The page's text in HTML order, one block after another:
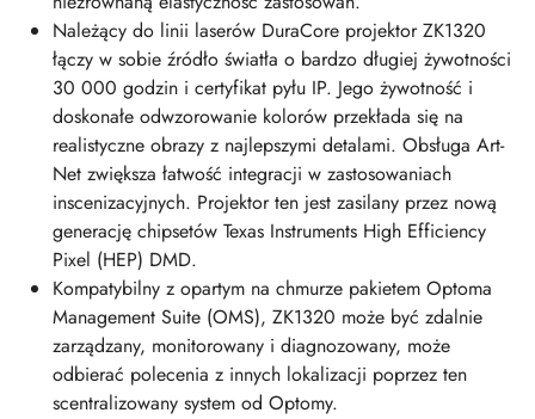
Należący do linii laserów DuraCore projektor ZK1320
łączy w sobie źródło światła o bardzo długiej żywotności
30 000 godzin i certyfikat pyłu IP. Jego żywotność i
doskonałe odwzorowanie kolorów przekłada się na
realistyczne obrazy z najlepszymi detalami. Obsługa Art-
Net zwiększa łatwość integracji w zastosowaniach
inscenizacyjnych. Projektor ten jest zasilany przez nową
generację chipsetów Texas Instruments High Efficiency
Pixel (HEP) DMD.
Kompatybilny z opartym na chmurze pakietem Optoma
Management Suite (OMS), ZK1320 może być zdalnie
zarządzany, monitorowany i diagnozowany, może
odbierać polecenia z innych lokalizacji poprzez ten
scentralizowany system od Optomy.